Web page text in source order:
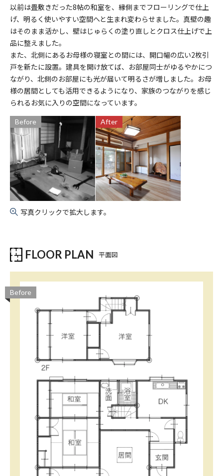
以前は畳敷きだった8帖の和室を、縁側までフローリングで仕上
げ、明るく使いやすい空間へと生まれ変わらせました。真壁の趣
はそのまま活かし、壁はじゅらくの塗り直しとクロス仕上げで上
品に整えました。
また、北側にあるお母様の寝室との間には、開口幅の広い2枚引
戸を新たに設置。建具を開け放てば、お部屋同士がゆるやかにつ
ながり、北側のお部屋にも光が届いて明るさが増しました。お母
様の居間としても活用できるようになり、家族のつながりを感じ
られるお気に入りの空間になっています。
Before After
写真クリックで拡大します。
FLOOR PLAN 平面図
Before